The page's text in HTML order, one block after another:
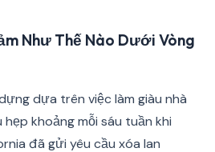
Như Thế Nào Dưới Vòng
dựa trên việc làm giàu nhà
khoảng mỗi sáu tuần khi
đã gửi yêu cầu xóa lan